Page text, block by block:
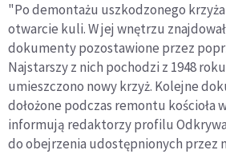
"Po demontażu uszkodzonego krzyża
otwarcie kuli. W jej wnętrzu
dokumenty pozostawione przez
Najstarszy z nich pochodzi z 1948
umieszczono nowy krzyż. Kolejne
dołożone podczas remontu kościoła
informują redaktorzy profilu
do obejrzenia udostępnionych przez